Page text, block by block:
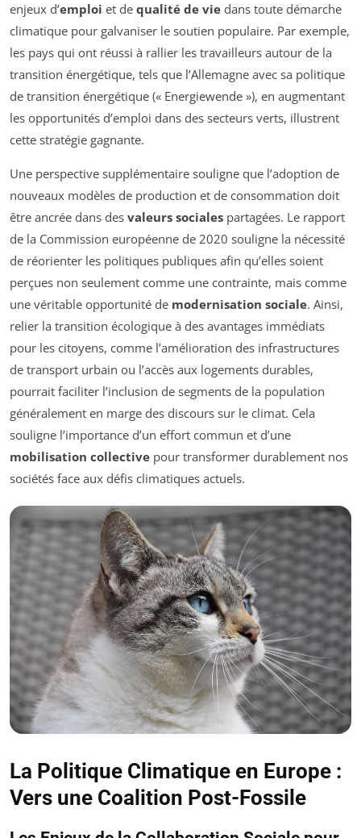
enjeux d’emploi et de qualité de vie dans toute démarche
climatique pour galvaniser le soutien populaire. Par exemple,
les pays qui ont réussi à rallier les travailleurs autour de la
transition énergétique, tels que l’Allemagne avec sa politique
de transition énergétique (« Energiewende »), en augmentant
les opportunités d’emploi dans des secteurs verts, illustrent
cette stratégie gagnante.
Une perspective supplémentaire souligne que l’adoption de
nouveaux modèles de production et de consommation doit
être ancrée dans des valeurs sociales partagées. Le rapport
de la Commission européenne de 2020 souligne la nécessité
de réorienter les politiques publiques afin qu’elles soient
perçues non seulement comme une contrainte, mais comme
une véritable opportunité de modernisation sociale. Ainsi,
relier la transition écologique à des avantages immédiats
pour les citoyens, comme l’amélioration des infrastructures
de transport urbain ou l’accès aux logements durables,
pourrait faciliter l’inclusion de segments de la population
généralement en marge des discours sur le climat. Cela
souligne l’importance d’un effort commun et d’une
mobilisation collective pour transformer durablement nos
sociétés face aux défis climatiques actuels.
La Politique Climatique en Europe :
Vers une Coalition Post-Fossile